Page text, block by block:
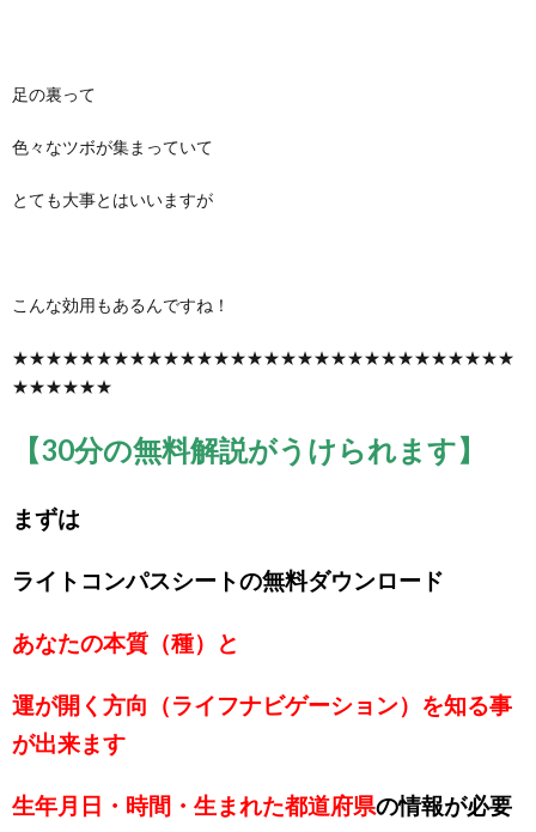
足の裏って
色々なツボが集まっていて
とても大事とはいいますが
こんな効用もあるんですね！
★★★★★★★★★★★★★★★★★★★★★★★★★★★★★★
★★★★★★
【30分の無料解説がうけられます】
まずは
ライトコンパスシートの無料ダウンロード
あなたの本質（種）と
運が開く方向（ライフナビゲーション）を知る事
が出来ます
生年月日・時間・生まれた都道府県の情報が必要